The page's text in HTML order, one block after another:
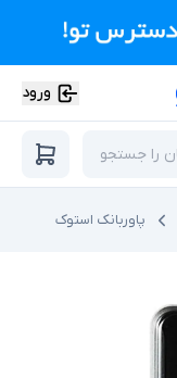
ورود
پاوربانک استوک